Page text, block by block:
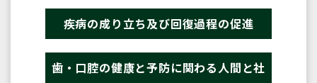
疾病の成り立ち及び回復過程の促進
歯・口腔の健康と予防に関わる人間と社